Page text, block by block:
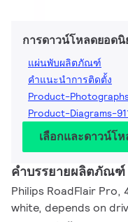
การดาวน์โหลดยอดนิ
แผ่นพับผลิตภัณฑ์
คำแนะนำการติดตั้ง
Product-
Product-Diagrams-
เลือกและดาวน์โ
คำบรรยายผลิตภัณฑ์
Philips RoadFlair Pro,
white, depends on